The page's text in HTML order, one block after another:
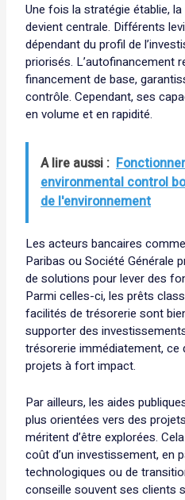
Une fois la stratégie établie,
devient centrale. Différents
dépendant du profil de
priorisés. L’autofinancement
financement de base,
contrôle. Cependant, ses
en volume et en rapidité.
A lire aussi :
environmental control
de l'environnement
Les acteurs bancaires
Paribas ou Société Générale
de solutions pour lever des
Parmi celles-ci, les prêts
facilités de trésorerie sont
supporter des
trésorerie immédiatement, ce
projets à fort impact.
Par ailleurs, les aides
plus orientées vers des
méritent d’être explorées.
coût d’un investissement, en
technologiques ou de
conseille souvent ses clients